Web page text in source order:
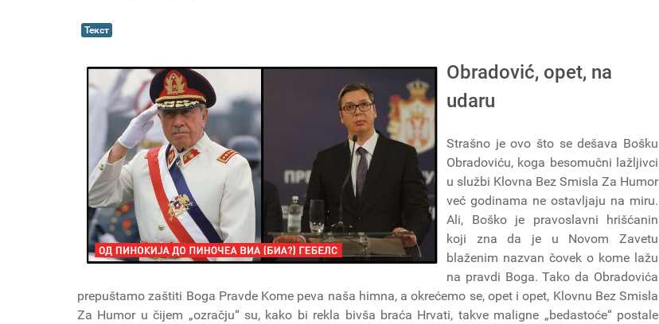
Текст
Obradović, opet, na
udaru
Strašno je ovo što se dešava Bošku
Obradoviću, koga besomučni lažljivci
u službi Klovna Bez Smisla Za Humor
već godinama ne ostavljaju na miru.
Ali, Boško je pravoslavni hrišćanin
koji zna da je u Novom Zavetu
blaženim nazvan čovek o kome lažu
na pravdi Boga. Tako da Obradovića
prepuštamo zaštiti Boga Pravde Kome peva naša himna, a okrećemo se, opet i opet, Klovnu Bez Smisla
Za Humor u čijem „ozračju“ su, kako bi rekla bivša braća Hrvati, takve maligne „bedastoće“ postale